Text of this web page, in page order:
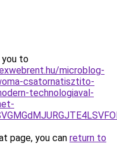
you to
microblog-
csatornatisztito-
technologiaval-
page, you can return to